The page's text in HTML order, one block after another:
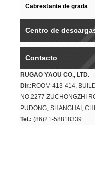
Cabrestante de grada
Centro de
Contacto
RUGAO YAOU CO., LTD.
Dir.: ROOM 413-414,
NO.2277 ZUCHONGZHI
PUDONG, SHANGHAI,
Tel.: (86)21-58818339